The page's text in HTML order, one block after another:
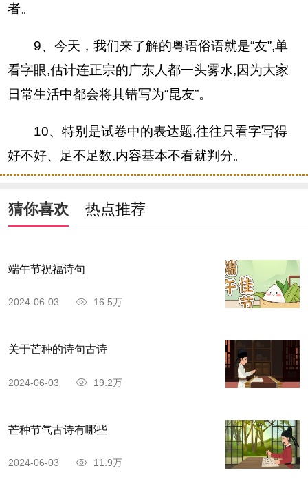
者。
9、今天，我们来了解的粤语俗语就是“友”,单
看字眼,估计连正宗的广东人都一头雾水,因为大家
日常生活中都会将其错写为“昆友”。
10、特别是试卷中的表达题,往往只看字写得
好不好、足不足数,内容基本不看就判分。
猜你喜欢 热点推荐
端午节祝福诗句
2024-06-03 16.5万
关于芒种的诗句古诗
2024-06-03 19.2万
芒种节气古诗有哪些
2024-06-03 11.9万